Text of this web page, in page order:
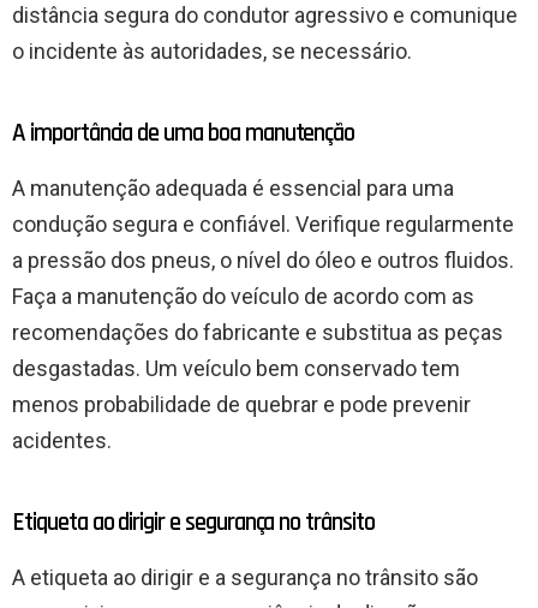
distância segura do condutor agressivo e comunique
o incidente às autoridades, se necessário.
A importância de uma boa manutenção
A manutenção adequada é essencial para uma
condução segura e confiável. Verifique regularmente
a pressão dos pneus, o nível do óleo e outros fluidos.
Faça a manutenção do veículo de acordo com as
recomendações do fabricante e substitua as peças
desgastadas. Um veículo bem conservado tem
menos probabilidade de quebrar e pode prevenir
acidentes.
Etiqueta ao dirigir e segurança no trânsito
A etiqueta ao dirigir e a segurança no trânsito são